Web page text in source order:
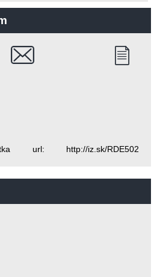
url: http://iz.sk/RDE502